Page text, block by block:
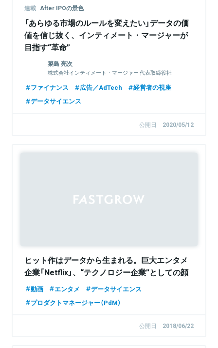
連載 After IPOの景色
「あらゆる市場のルールを変えたい」データの価
値を信じ抜く、インティメート・マージャーが
目指す“革命”
簗島 亮次
株式会社インティメート・マージャー 代表取締役社
ファイナンス 広告／AdTech
経営者の視座
データサイエンス
公開日 2020/05/12
ヒット作はデータから生まれる。巨大エンタメ
企業「Netflix」、“テクノロジー企業”としての顔
動画 エンタメ
データサイエンス
プロダクトマネージャー（PdM）
公開日 2018/06/22